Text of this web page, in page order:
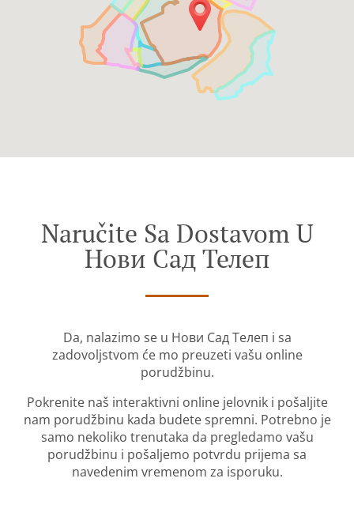
Naručite Sa Dostavom U
Нови Сад Телеп
Da, nalazimo se u Нови Сад Телеп i sa
zadovoljstvom će mo preuzeti vašu online
porudžbinu.
Pokrenite naš interaktivni online jelovnik i pošaljite
nam porudžbinu kada budete spremni. Potrebno je
samo nekoliko trenutaka da pregledamo vašu
porudžbinu i pošaljemo potvrdu prijema sa
navedenim vremenom za isporuku.